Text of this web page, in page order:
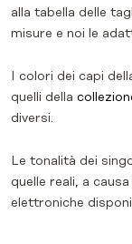
alla tabella delle
misure e noi le
I colori dei capi
quelli della
diversi.
Le tonalità dei
quelle reali, a
elettroniche